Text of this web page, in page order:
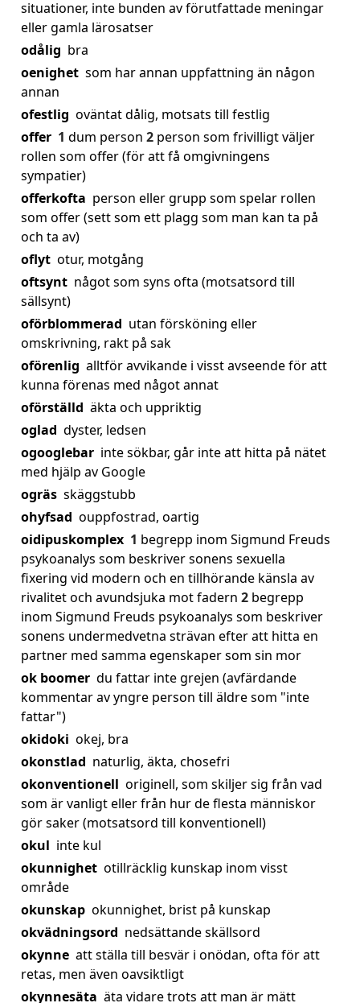
situationer, inte bunden av förutfattade meningar
eller gamla lärosatser
odålig bra
oenighet som har annan uppfattning än någon
annan
ofestlig oväntat dålig, motsats till festlig
offer 1 dum person 2 person som frivilligt väljer
rollen som offer (för att få omgivningens
sympatier)
offerkofta person eller grupp som spelar rollen
som offer (sett som ett plagg som man kan ta på
och ta av)
oflyt otur, motgång
oftsynt något som syns ofta (motsatsord till
sällsynt)
oförblommerad utan försköning eller
omskrivning, rakt på sak
oförenlig alltför avvikande i visst avseende för att
kunna förenas med något annat
oförställd äkta och uppriktig
oglad dyster, ledsen
ogooglebar inte sökbar, går inte att hitta på nätet
med hjälp av Google
ogräs skäggstubb
ohyfsad ouppfostrad, oartig
oidipuskomplex 1 begrepp inom Sigmund Freuds
psykoanalys som beskriver sonens sexuella
fixering vid modern och en tillhörande känsla av
rivalitet och avundsjuka mot fadern 2 begrepp
inom Sigmund Freuds psykoanalys som beskriver
sonens undermedvetna strävan efter att hitta en
partner med samma egenskaper som sin mor
ok boomer du fattar inte grejen (avfärdande
kommentar av yngre person till äldre som "inte
fattar")
okidoki okej, bra
okonstlad naturlig, äkta, chosefri
okonventionell originell, som skiljer sig från vad
som är vanligt eller från hur de flesta människor
gör saker (motsatsord till konventionell)
okul inte kul
okunnighet otillräcklig kunskap inom visst
område
okunskap okunnighet, brist på kunskap
okvädningsord nedsättande skällsord
okynne att ställa till besvär i onödan, ofta för att
retas, men även oavsiktligt
okynnesäta äta vidare trots att man är mätt